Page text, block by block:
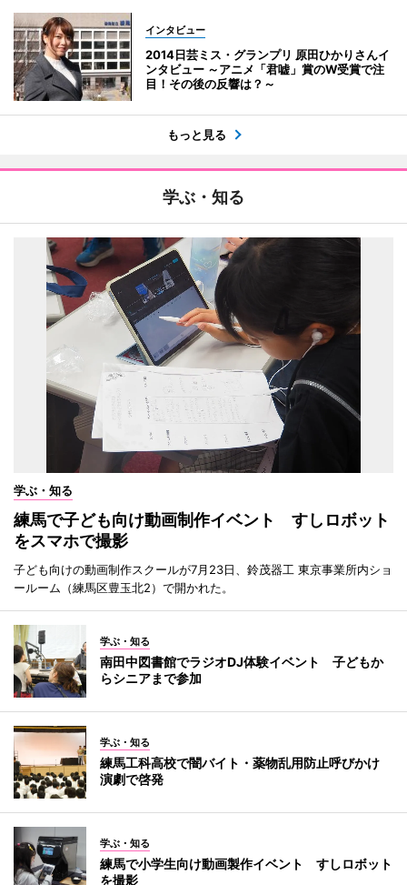
インタビュー
2014日芸ミス・グランプリ 原田ひかりさんイ
ンタビュー ～アニメ「君嘘」賞のW受賞で注
目！その後の反響は？～
もっと見る
学ぶ・知る
学ぶ・知る
練馬で子ども向け動画制作イベント すしロボット
をスマホで撮影
子ども向けの動画制作スクールが7月23日、鈴茂器工 東京事業所内ショ
ールーム（練馬区豊玉北2）で開かれた。
学ぶ・知る
南田中図書館でラジオDJ体験イベント 子どもか
らシニアまで参加
学ぶ・知る
練馬工科高校で闇バイト・薬物乱用防止呼びかけ
演劇で啓発
学ぶ・知る
練馬で小学生向け動画製作イベント すしロボット
を撮影